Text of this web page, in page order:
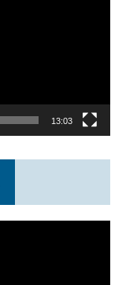
13:03